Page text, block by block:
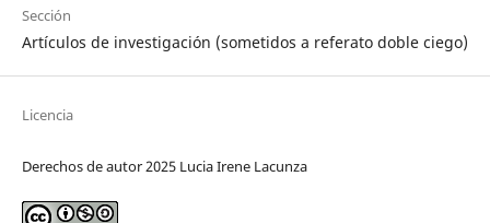
Sección
Artículos de investigación (sometidos a referato doble ciego)
Licencia
Derechos de autor 2025 Lucia Irene Lacunza